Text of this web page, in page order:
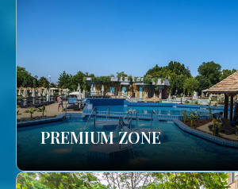
PREMIUM ZONE